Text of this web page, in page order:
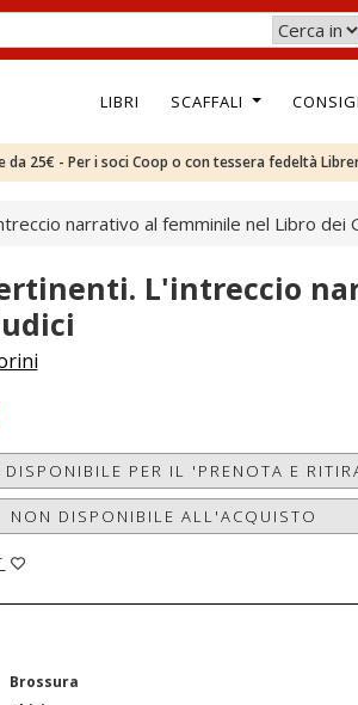
LIBRI SCAFFALI
25€ - Per i soci Coop o con tessera fedeltà
narrativo al femminile nel Libro dei
L'intreccio
DISPONIBILE PER IL 'PRENOTA E
NON DISPONIBILE ALL'ACQUISTO
Brossura